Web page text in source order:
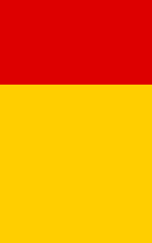
fetelor sunt
la Sibiu. Unde